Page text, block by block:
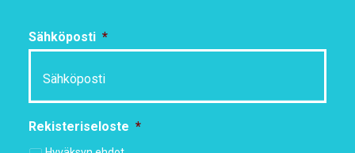
Sähköposti *
Rekisteriseloste *